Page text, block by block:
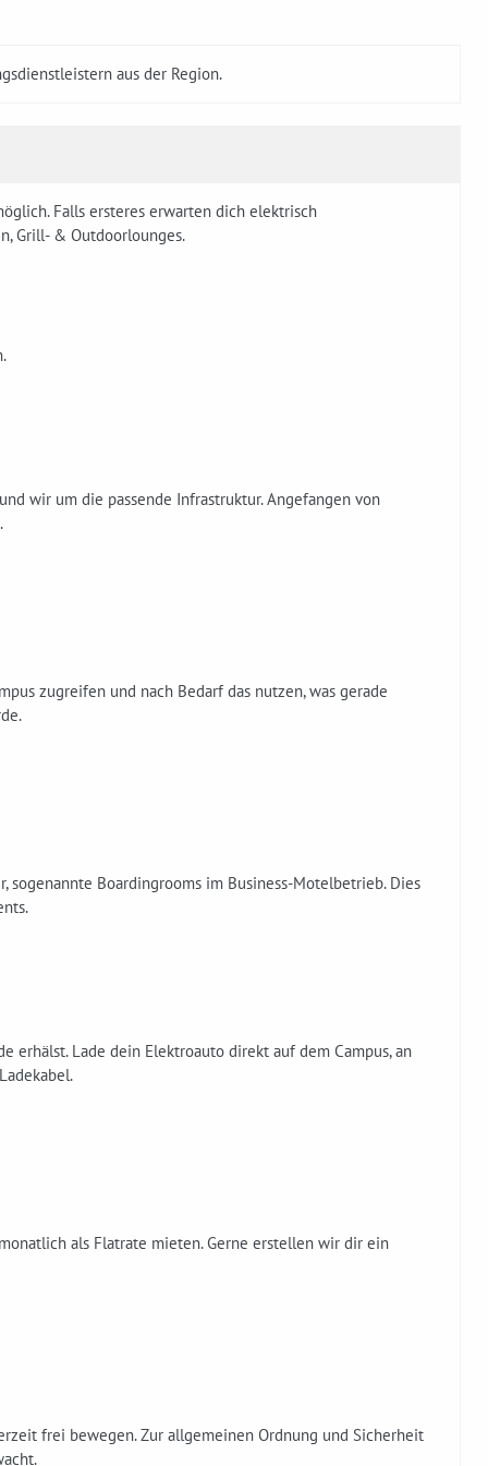
aus der Region.
Falls ersteres erwarten dich elektrisch
Grill- & Outdoorlounges.
wir um die passende Infrastruktur. Angefangen von
zugreifen und nach Bedarf das nutzen, was gerade
Boardingrooms im Business-Motelbetrieb. Dies
erhälst. Lade dein Elektroauto direkt auf dem Campus, an
als Flatrate mieten. Gerne erstellen wir dir ein
frei bewegen. Zur allgemeinen Ordnung und Sicherheit